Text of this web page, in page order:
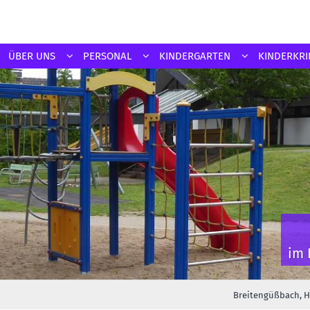
ÜBER UNS PERSONAL KINDERGARTEN
im
Breitengüßbach,